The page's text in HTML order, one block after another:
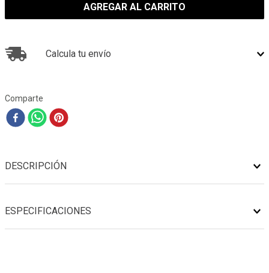
AGREGAR AL CARRITO
Calcula tu envío
Comparte
DESCRIPCIÓN
ESPECIFICACIONES